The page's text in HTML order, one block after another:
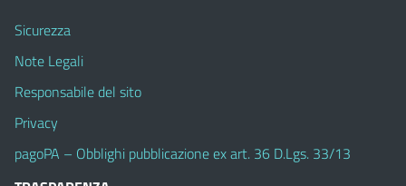
Sicurezza
Note Legali
Responsabile del sito
Privacy
pagoPA – Obblighi pubblicazione ex art. 36 D.Lgs. 33/13